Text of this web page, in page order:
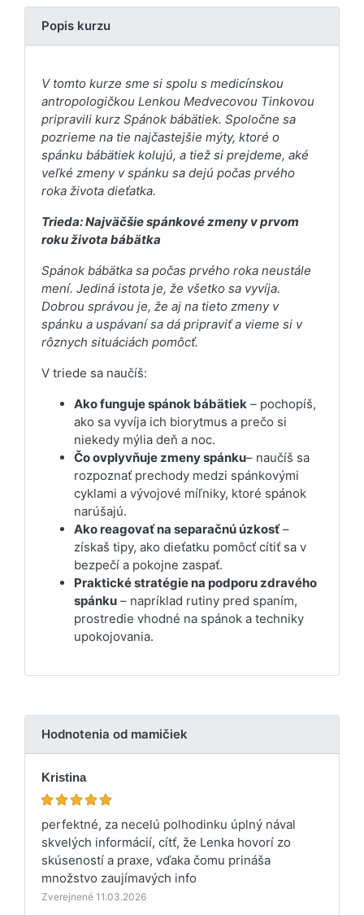
Popis kurzu
V tomto kurze sme si spolu s medicínskou
antropologičkou Lenkou Medvecovou Tinkovou
pripravili kurz Spánok bábätiek. Spoločne sa
pozrieme na tie najčastejšie mýty, ktoré o
spánku bábätiek kolujú, a tiež si prejdeme, aké
veľké zmeny v spánku sa dejú počas prvého
roka života dieťatka.
Trieda: Najväčšie spánkové zmeny v prvom
roku života bábätka
Spánok bábätka sa počas prvého roka neustále
mení. Jediná istota je, že všetko sa vyvíja.
Dobrou správou je, že aj na tieto zmeny v
spánku a uspávaní sa dá pripraviť a vieme si v
rôznych situáciách pomôcť.
V triede sa naučíš:
Ako funguje spánok bábätiek – pochopíš,
ako sa vyvíja ich biorytmus a prečo si
niekedy mýlia deň a noc.
Čo ovplyvňuje zmeny spánku– naučíš sa
rozpoznať prechody medzi spánkovými
cyklami a vývojové míľniky, ktoré spánok
narúšajú.
Ako reagovať na separačnú úzkosť–
získaš tipy, ako dieťatku pomôcť cítiť sa v
bezpečí a pokojne zaspať.
Praktické stratégie na podporu zdravého
spánku – napríklad rutiny pred spaním,
prostredie vhodné na spánok a techniky
upokojovania.
Hodnotenia od mamičiek
Kristina
perfektné, za necelú polhodinku úplný nával
skvelých informácií, cítť, že Lenka hovorí zo
skúseností a praxe, vďaka čomu prináša
množstvo zaujímavých info
Zverejnené 11.03.2026